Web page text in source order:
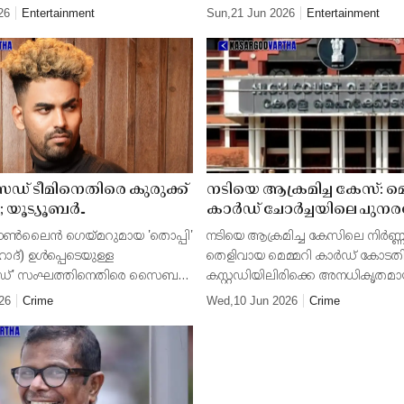
2' എന്ന ചിത്രത്തിലെ ഹിറ്റ്
സോഷ
Entertainment
തിയേറ്ററുകളിലെത്തും.
Sun,21 Jun 2026 Entertainment
ടീമിനെതിരെ കുരുക്ക്
യൂട്യൂബർ
പരാതിയിൽ
ആരംഭിച്ച് സൈബർ
ഗെയ്മറുമായ 'തൊപ്പി'
ഉൾപ്പെടെയുള്ള
സംഘത്തിനെതിരെ സൈബർ
ആരംഭിച്ചു. ലഹരി
ചൂഷണം തുടങ്ങിയ
Crime
നടിയെ ആക്രമിച്ച കേസ്:
കാർഡ് ചോർച്ചയിലെ
ഹർജി പരിഗണിക്കുന്നതിൽ
രണ്ടാമത്തെ ജഡ്ജിയും
നടിയെ ആക്രമിച്ച കേസിലെ
തെളിവായ മെമ്മറി കാർഡ് കോടതി
കസ്റ്റഡിയിലിരിക്കെ
പരിശോധിച്ച സംഭവത്തിൽ, പ്രത്യേക
Wed,10 Jun 2026 Crime